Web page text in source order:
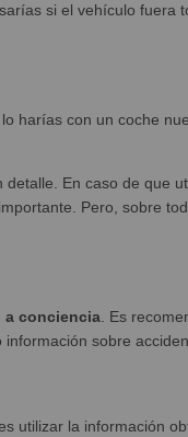
si el vehículo fuera
harías con un coche
En caso de que
Pero, sobre
a conciencia. Es
sobre
utilizar la información